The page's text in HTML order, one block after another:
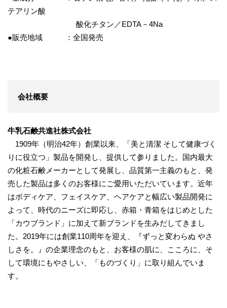
テアリン酸
酸化チタン／EDTA－4Na
●販売地域 ：全国発売
会社概要
牛乳石鹸共進社株式会社
1909年（明治42年）創業以来、「美と清潔 そして健康づく
りに役立つ」製品を開発し、提供して参りました。国内最大
の化粧石鹸メーカーとして発展し、品質第一主義のもと、発
売した製品は多くのお客様にご愛用いただいています。近年
はボディケア、フェイスケア、ヘアケアと幅広い製品開発に
よって、時代のニーズに即応し、赤箱・青箱をはじめとした
「カウブランド」に加えて新ブランドを生みだしてきまし
た。2019年には創業110周年を迎え、『ずっと変わらぬ やさ
しさを。』の企業理念のもと、お客様の肌に、こころに、そ
して環境にもやさしい、「ものづくり」に取り組んでいま
す。